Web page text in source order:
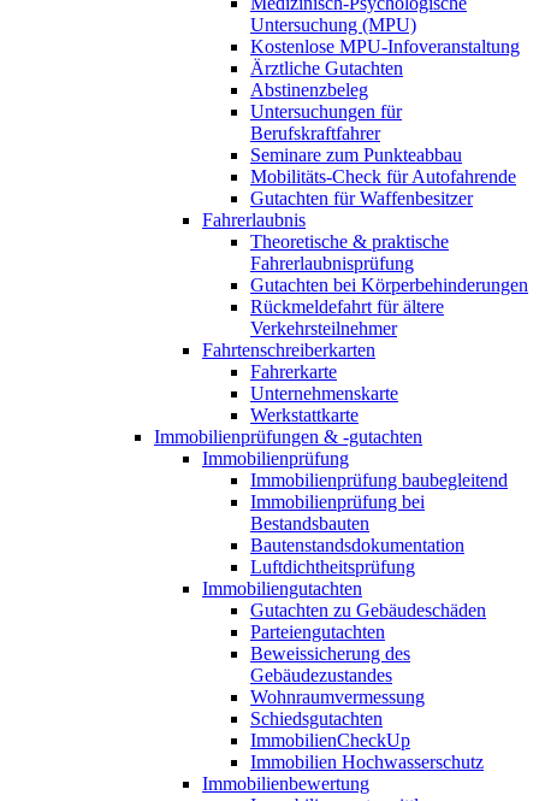
Untersuchung (MPU)
Kostenlose MPU-Infoveranstaltung
Ärztliche Gutachten
Abstinenzbeleg
Untersuchungen für
Berufskraftfahrer
Seminare zum Punkteabbau
Mobilitäts-Check für Autofahrende
Gutachten für Waffenbesitzer
Fahrerlaubnis
Theoretische & praktische
Fahrerlaubnisprüfung
Gutachten bei Körperbehinderungen
Rückmeldefahrt für ältere
Verkehrsteilnehmer
Fahrtenschreiberkarten
Fahrerkarte
Unternehmenskarte
Werkstattkarte
Immobilienprüfungen & -gutachten
Immobilienprüfung
Immobilienprüfung baubegleitend
Immobilienprüfung bei
Bestandsbauten
Bautenstandsdokumentation
Luftdichtheitsprüfung
Immobiliengutachten
Gutachten zu Gebäudeschäden
Parteiengutachten
Beweissicherung des
Gebäudezustandes
Wohnraumvermessung
Schiedsgutachten
ImmobilienCheckUp
Immobilien Hochwasserschutz
Immobilienbewertung